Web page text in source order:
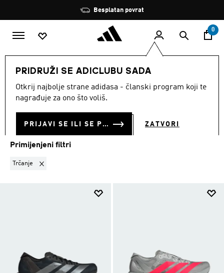
Zaustavi
rotaciju
Besplatan povrat
0
PRIDRUŽI SE ADICLUBU SADA
Otkrij najbolje strane adidasa - članski program koji te
nagrađuje za ono što voliš.
PRIJAVI SE ILI SE PRIDRUŽI SADA ZATVORI
MODNE MARKE Performance Obuća
TRČANJE·OBUĆA (450)
Primijenjeni filtri
Trčanje Ukloni filter Trenutno filtrirano prema SPORT: Trčanje